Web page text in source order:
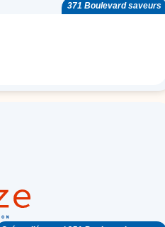
371 Boulevard saveurs